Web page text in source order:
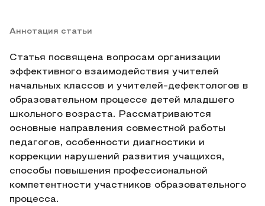
Аннотация статьи
Статья посвящена вопросам организации
эффективного взаимодействия учителей
начальных классов и учителей-дефектологов в
образовательном процессе детей младшего
школьного возраста. Рассматриваются
основные направления совместной работы
педагогов, особенности диагностики и
коррекции нарушений развития учащихся,
способы повышения профессиональной
компетентности участников образовательного
процесса.